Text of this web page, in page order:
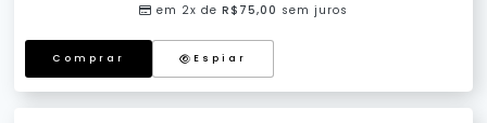
em 2x de R$ 75,00 sem juros
Comprar Espiar